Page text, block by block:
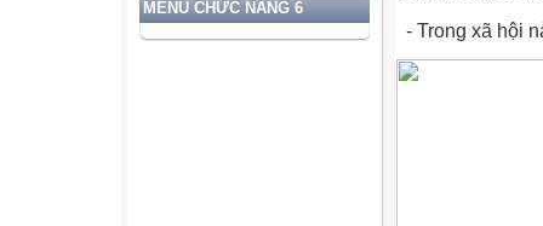
MENU CHỨC NĂNG 6
- Trong xã hội